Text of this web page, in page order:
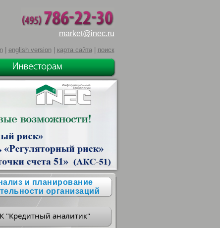
market@inec.ru
| english version| карта сайта| поиск
и планирование
организаций
"Кредитный аналитик"